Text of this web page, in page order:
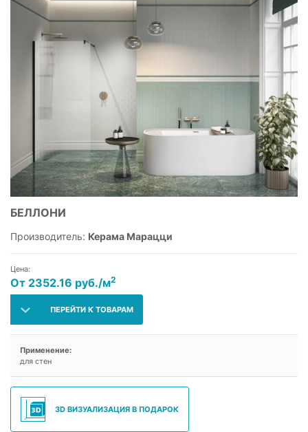
БЕЛЛОНИ
Производитель: Керама Марацци
Цена:
От 2352.16 руб./м2
ПЕРЕЙТИ К ТОВАРАМ
Применение:
для стен
3D ВИЗУАЛИЗАЦИЯ В ПОДАРОК